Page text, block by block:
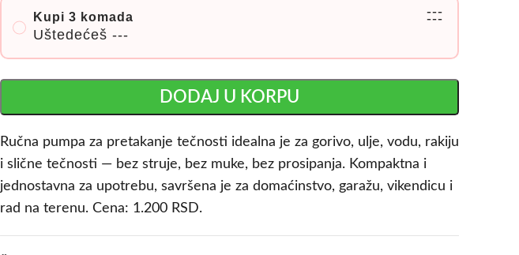
Kupi 3 komada
Uštedećeš ---
---
---
DODAJ U KORPU
Ručna pumpa za pretakanje tečnosti idealna je za gorivo, ulje, vodu, rakiju
i slične tečnosti — bez struje, bez muke, bez prosipanja. Kompaktna i
jednostavna za upotrebu, savršena je za domaćinstvo, garažu, vikendicu i
rad na terenu. Cena: 1.200 RSD.